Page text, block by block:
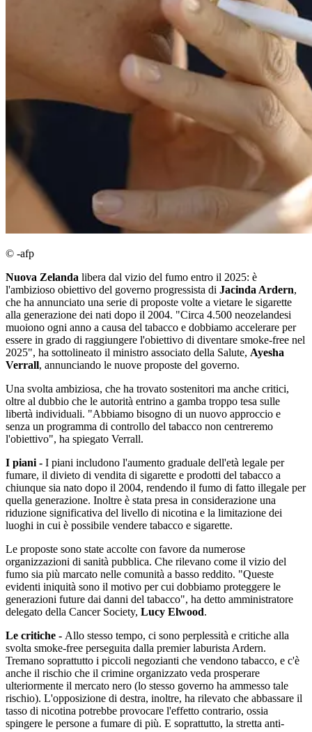
© -afp
Nuova Zelanda libera dal vizio del fumo entro il 2025: è
l'ambizioso obiettivo del governo progressista di Jacinda Ardern,
che ha annunciato una serie di proposte volte a vietare le sigarette
alla generazione dei nati dopo il 2004. "Circa 4.500 neozelandesi
muoiono ogni anno a causa del tabacco e dobbiamo accelerare per
essere in grado di raggiungere l'obiettivo di diventare smoke-free nel
2025", ha sottolineato il ministro associato della Salute, Ayesha
Verrall, annunciando le nuove proposte del governo.
Una svolta ambiziosa, che ha trovato sostenitori ma anche critici,
oltre al dubbio che le autorità entrino a gamba troppo tesa sulle
libertà individuali. "Abbiamo bisogno di un nuovo approccio e
senza un programma di controllo del tabacco non centreremo
l'obiettivo", ha spiegato Verrall.
I piani - I piani includono l'aumento graduale dell'età legale per
fumare, il divieto di vendita di sigarette e prodotti del tabacco a
chiunque sia nato dopo il 2004, rendendo il fumo di fatto illegale per
quella generazione. Inoltre è stata presa in considerazione una
riduzione significativa del livello di nicotina e la limitazione dei
luoghi in cui è possibile vendere tabacco e sigarette.
Le proposte sono state accolte con favore da numerose
organizzazioni di sanità pubblica. Che rilevano come il vizio del
fumo sia più marcato nelle comunità a basso reddito. "Queste
evidenti iniquità sono il motivo per cui dobbiamo proteggere le
generazioni future dai danni del tabacco", ha detto amministratore
delegato della Cancer Society, Lucy Elwood.
Le critiche - Allo stesso tempo, ci sono perplessità e critiche alla
svolta smoke-free perseguita dalla premier laburista Ardern.
Tremano soprattutto i piccoli negozianti che vendono tabacco, e c'è
anche il rischio che il crimine organizzato veda prosperare
ulteriormente il mercato nero (lo stesso governo ha ammesso tale
rischio). L'opposizione di destra, inoltre, ha rilevato che abbassare il
tasso di nicotina potrebbe provocare l'effetto contrario, ossia
spingere le persone a fumare di più. E soprattutto, la stretta anti-